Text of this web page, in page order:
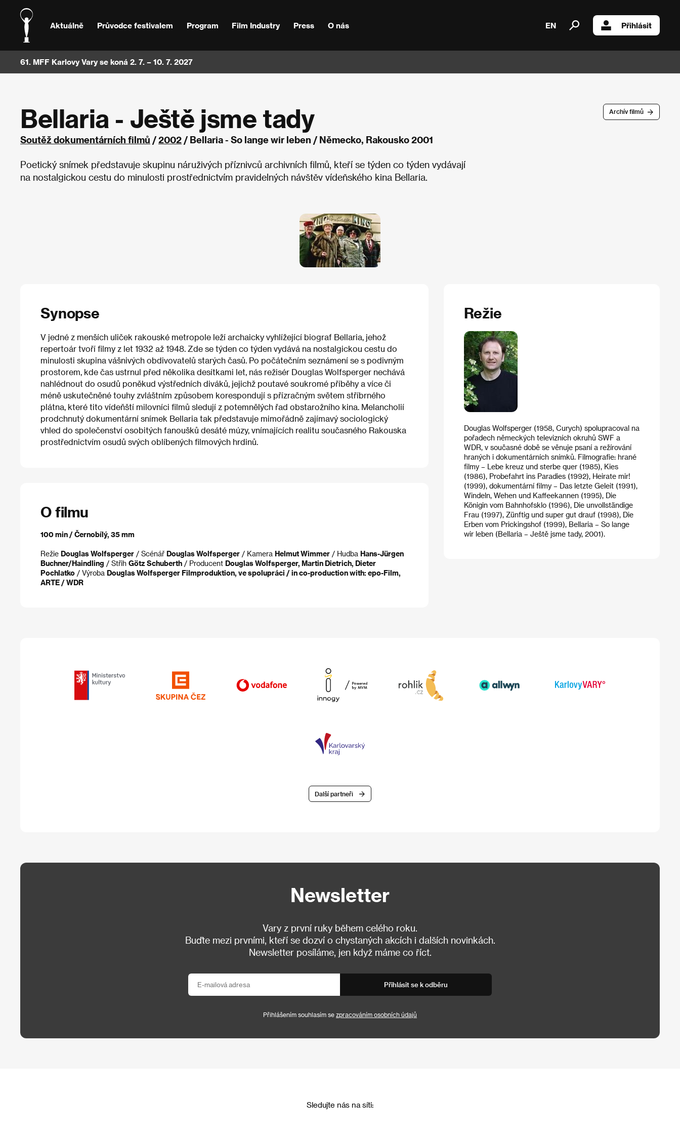
Aktuálně Průvodce festivalem Program Film Industry Press O nás EN Přihlásit
61. MFF Karlovy Vary se koná 2. 7. – 10. 7. 2027
Archív filmů
Bellaria - Ještě jsme tady
Soutěž dokumentárních filmů /2002 / Bellaria - So lange wir leben / Německo, Rakousko 2001
Poetický snímek představuje skupinu náruživých příznivců archivních filmů, kteří se týden co týden vydávají
na nostalgickou cestu do minulosti prostřednictvím pravidelných návštěv vídeňského kina Bellaria.
Synopse
V jedné z menších uliček rakouské metropole leží archaicky vyhlížející biograf Bellaria, jehož
repertoár tvoří filmy z let 1932 až 1948. Zde se týden co týden vydává na nostalgickou cestu do
minulosti skupina vášnivých obdivovatelů starých časů. Po počátečním seznámení se s podivným
prostorem, kde čas ustrnul před několika desítkami let, nás režisér Douglas Wolfsperger nechává
nahlédnout do osudů poněkud výstředních diváků, jejichž poutavé soukromé příběhy a více či
méně uskutečněné touhy zvláštním způsobem korespondují s přízračným světem stříbrného
plátna, které tito vídeňští milovníci filmů sledují z potemnělých řad obstarožního kina. Melancholií
prodchnutý dokumentární snímek Bellaria tak představuje mimořádně zajímavý sociologický
vhled do společenství osobitých fanoušků desáté múzy, vnímajících realitu současného Rakouska
prostřednictvím osudů svých oblíbených filmových hrdinů.
O filmu
100 min / Černobílý, 35 mm
Režie Douglas Wolfsperger / Scénář Douglas Wolfsperger / Kamera Helmut Wimmer / Hudba Hans-Jürgen
Buchner/Haindling / Střih Götz Schuberth / Producent Douglas Wolfsperger, Martin Dietrich, Dieter
Pochlatko / Výroba Douglas Wolfsperger Filmproduktion, ve spolupráci / in co-production with: epo-Film,
ARTE / WDR
Režie
Douglas Wolfsperger (1958, Curych) spolupracoval na
pořadech německých televizních okruhů SWF a
WDR, v současné době se věnuje psaní a režírování
hraných i dokumentárních snímků. Filmografie: hrané
filmy – Lebe kreuz und sterbe quer (1985), Kies
(1986), Probefahrt ins Paradies (1992), Heirate mir!
(1999), dokumentární filmy – Das letzte Geleit (1991),
Windeln, Wehen und Kaffeekannen (1995), Die
Königin vom Bahnhofsklo (1996), Die unvollständige
Frau (1997), Zünftig und super gut drauf (1998), Die
Erben vom Prickingshof (1999), Bellaria – So lange
wir leben (Bellaria – Ještě jsme tady, 2001).
Další partneři
Newsletter
Vary z první ruky během celého roku.
Buďte mezi prvními, kteří se dozví o chystaných akcích i dalších novinkách.
Newsletter posíláme, jen když máme co říct.
Přihlásit se k odběru
Přihlášením souhlasím se zpracováním osobních údajů
Sledujte nás na síti: